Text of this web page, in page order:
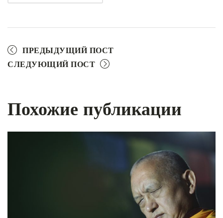
ПРЕДЫДУЩИЙ ПОСТ
СЛЕДУЮЩИЙ ПОСТ
Похожие публикации